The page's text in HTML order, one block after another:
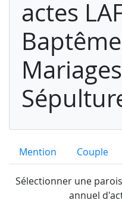
actes
Mention Couple
Sélectionner une
annuel